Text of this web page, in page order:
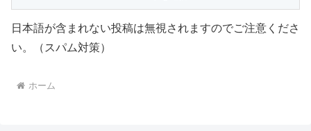
日本語が含まれない投稿は無視されますのでご注意くださ
い。（スパム対策）
ホーム